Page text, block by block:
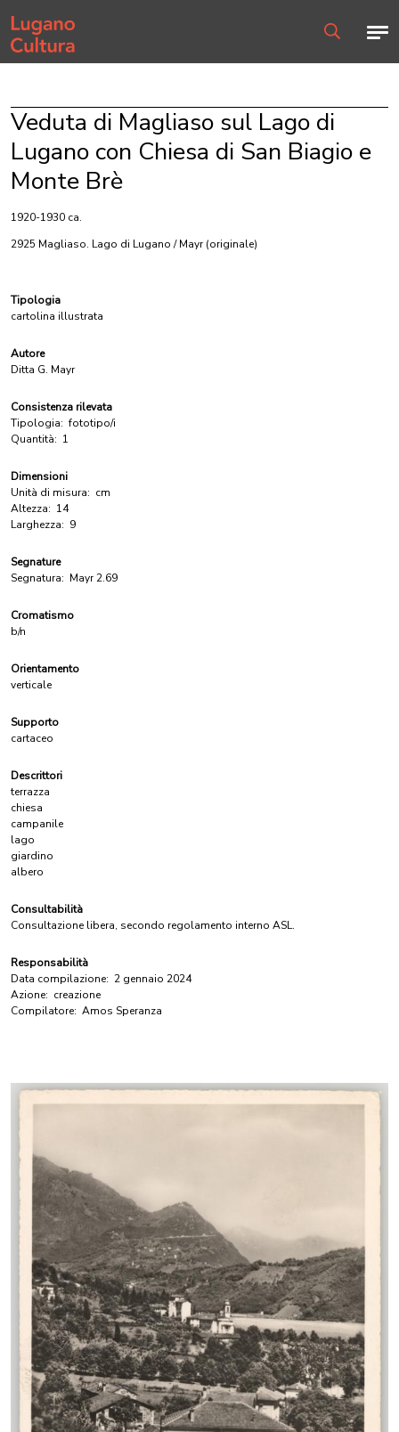
Home page
Veduta di Magliaso sul Lago di
Lugano con Chiesa di San Biagio e
Monte Brè
1920-1930 ca.
2925 Magliaso. Lago di Lugano / Mayr (originale)
Tipologia
cartolina illustrata
Autore
Ditta G. Mayr
Consistenza rilevata
Tipologia: fototipo/i
Quantità: 1
Dimensioni
Unità di misura: cm
Altezza: 14
Larghezza: 9
Segnature
Segnatura: Mayr 2.69
Cromatismo
b/n
Orientamento
verticale
Supporto
cartaceo
Descrittori
terrazza
chiesa
campanile
lago
giardino
albero
Consultabilità
Consultazione libera, secondo regolamento interno ASL.
Responsabilità
Data compilazione: 2 gennaio 2024
Azione: creazione
Compilatore: Amos Speranza